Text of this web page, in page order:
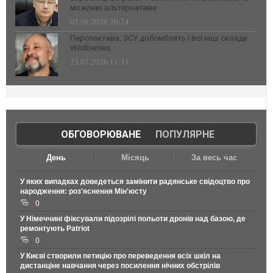
можливі альтернативи
03.08.2026 20:24
Перспектива: ЗСУ добомблять і всі інші склади
Wildberries
23.07.2026 11:31
ОБГОВОРЮВАНЕ| ПОПУЛЯРНЕ
День Місяць За весь час
У яких випадках доведеться замінити радянське свідоцтво про
народження: роз'яснення Мін'юсту
0
У Німеччині фіксували підозрілі польоти дронів над базою, де
ремонтують Patriot
0
У Києві створили петицію про переведення всіх шкіл на
дистанціне навчання через посилення нічних обстрілів